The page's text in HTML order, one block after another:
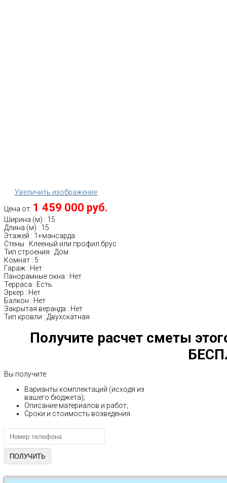
Увеличить изображение
Цена от: 1 459 000 руб.
Ширина (м) : 15
Длина (м) : 15
Этажей : 1+мансарда
Стены : Клееный или профил.брус
Тип строения : Дом
Комнат : 5
Гараж : Нет
Панорамные окна : Нет
Терраса : Есть
Эркер : Нет
Балкон : Нет
Закрытая веранда : Нет
Тип кровли : Двухскатная
Получите расчет сметы
Вы получите:
Варианты комплектаций (исходя из
вашего бюджета);
Описание материалов и работ;
Сроки и стоимость возведения.